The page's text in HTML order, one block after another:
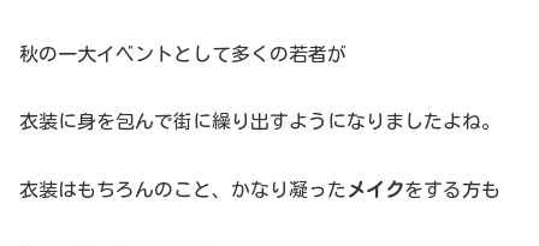
秋の一大イベントとして多くの若者が
衣装に身を包んで街に繰り出すようになりましたよね。
衣装はもちろんのこと、かなり凝った メイクをする方も